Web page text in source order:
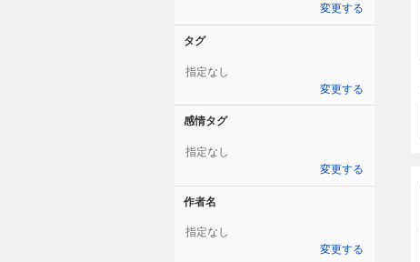
変更する
タグ
指定なし
変更する
感情タグ
指定なし
変更する
作者名
指定なし
変更する